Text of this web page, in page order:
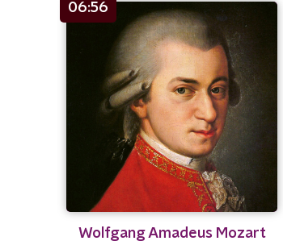
06:56
Wolfgang Amadeus Mozart